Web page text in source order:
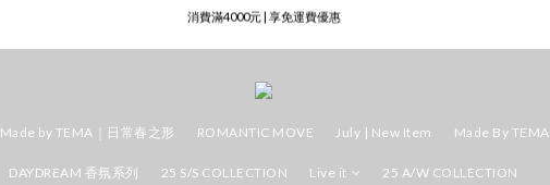
註冊成為會員即送50元購物金
Made by TEMA｜日常春之形 ROMANTIC MOVE July | New Item Made By TEMA
DAYDREAM 香氛系列 25 S/S COLLECTION Live it 25 A/W COLLECTION